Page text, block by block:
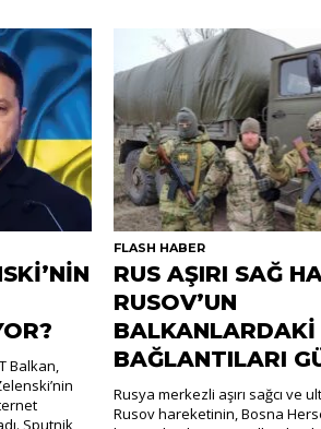
Balkan,
Sputnik,
FLASH HABER
RUS AŞIRI SAĞ
RUSOV’UN
BALKANLARDAKİ
BAĞLANTILARI
Rusya merkezli aşırı sağcı ve
Rusov hareketinin, Bosna